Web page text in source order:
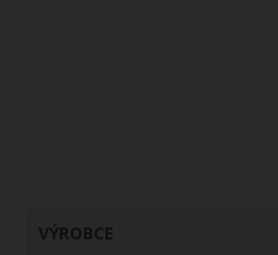
VÝROBCE